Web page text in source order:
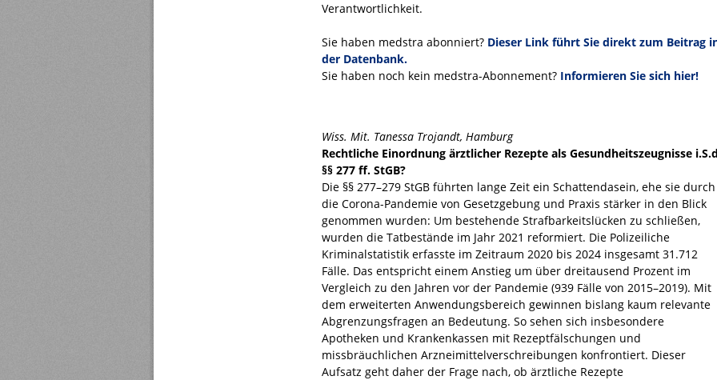
Verantwortlichkeit.
Sie haben medstra abonniert? Dieser Link führt Sie direkt zum Beitrag
der Datenbank.
Sie haben noch kein medstra-Abonnement? Informieren Sie sich hier!
Wiss. Mit. Tanessa Trojandt, Hamburg
Rechtliche Einordnung ärztlicher Rezepte als Gesundheitszeugnisse
§§ 277 ff. StGB?
Die §§ 277–279 StGB führten lange Zeit ein Schattendasein, ehe sie durch
die Corona-Pandemie von Gesetzgebung und Praxis stärker in den Blick
genommen wurden: Um bestehende Strafbarkeitslücken zu schließen,
wurden die Tatbestände im Jahr 2021 reformiert. Die Polizeiliche
Kriminalstatistik erfasste im Zeitraum 2020 bis 2024 insgesamt 31.712
Fälle. Das entspricht einem Anstieg um über dreitausend Prozent im
Vergleich zu den Jahren vor der Pandemie (939 Fälle von 2015–2019). Mit
dem erweiterten Anwendungsbereich gewinnen bislang kaum relevante
Abgrenzungsfragen an Bedeutung. So sehen sich insbesondere
Apotheken und Krankenkassen mit Rezeptfälschungen und
missbräuchlichen Arzneimittelverschreibungen konfrontiert. Dieser
Aufsatz geht daher der Frage nach, ob ärztliche Rezepte